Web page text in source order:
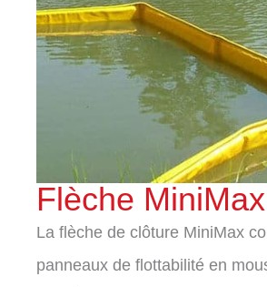
Flèche MiniMax
La flèche de clôture MiniMax
panneaux de flottabilité en